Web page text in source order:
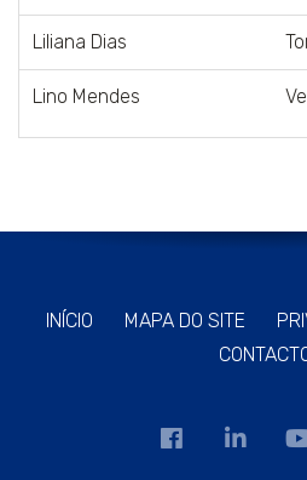
Liliana Dias
Lino Mendes
INÍCIO MAPA DO SITE
Link
Link